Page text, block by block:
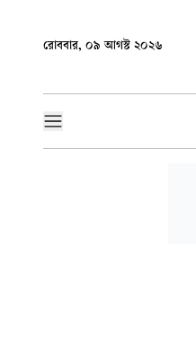
রোববার, ০৯ আগস্ট ২০২৬